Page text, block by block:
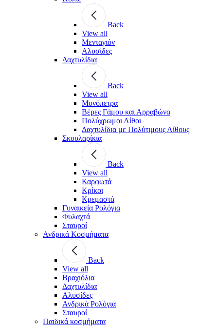
Back
View all
Μενταγιόν
Αλυσίδες
Δαχτυλίδια
Back
View all
Μονόπετρα
Βέρες Γάμου και Αρραβώνα
Πολύχρωμοι Λίθοι
Δαχτυλίδια με Πολύτιμους Λίθους
Σκουλαρίκια
Back
View all
Καρφωτά
Κρίκοι
Κρεμαστά
Γυναικεία Ρολόγια
Φυλαχτά
Σταυροί
Ανδρικά Κοσμήματα
Back
View all
Βραχιόλια
Δαχτυλίδια
Αλυσίδες
Ανδρικά Ρολόγια
Σταυροί
Παιδικά κοσμήματα